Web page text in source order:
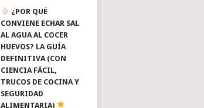
¿POR QUÉ
CONVIENE ECHAR SAL
AL AGUA AL COCER
HUEVOS? LA GUÍA
DEFINITIVA (CON
CIENCIA FÁCIL,
TRUCOS DE COCINA Y
SEGURIDAD
ALIMENTARIA)